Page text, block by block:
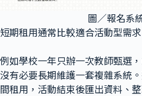
圖／報名系
短期租用通常比較適合活動型需求
例如學校一年只辦一次教師甄選
沒有必要長期維護一套複雜系統
間租用，活動結束後匯出資料、